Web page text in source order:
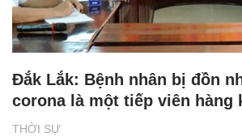
THỜI SỰ
Đắk Lắk: Bệnh nhân bị đồn
corona là một tiếp viên hàng